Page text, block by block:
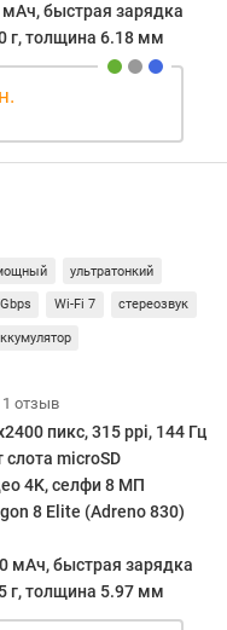
быстрая зарядка
г, толщина 6.18 мм
ультратонкий
Wi-Fi 7 стереозвук
1 отзыв
пикс, 315 ppi, 144 Гц
слота microSD
4K, селфи 8 МП
8 Elite (Adreno 830)
мАч, быстрая зарядка
г, толщина 5.97 мм